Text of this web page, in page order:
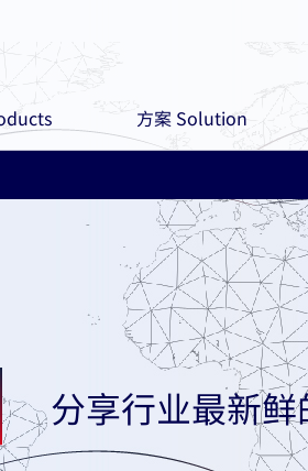
方案 Solution
分享行业最新